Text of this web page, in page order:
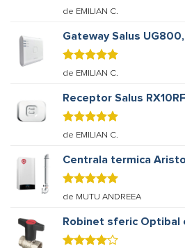
Evaluat la
5
de EMILIAN C.
Gateway Salus
Evaluat la
5
de EMILIAN C.
Receptor Salus
Evaluat la
5
de EMILIAN C.
Centrala termica
Evaluat la
5
de MUTU ANDREEA
Robinet sferic Optibal